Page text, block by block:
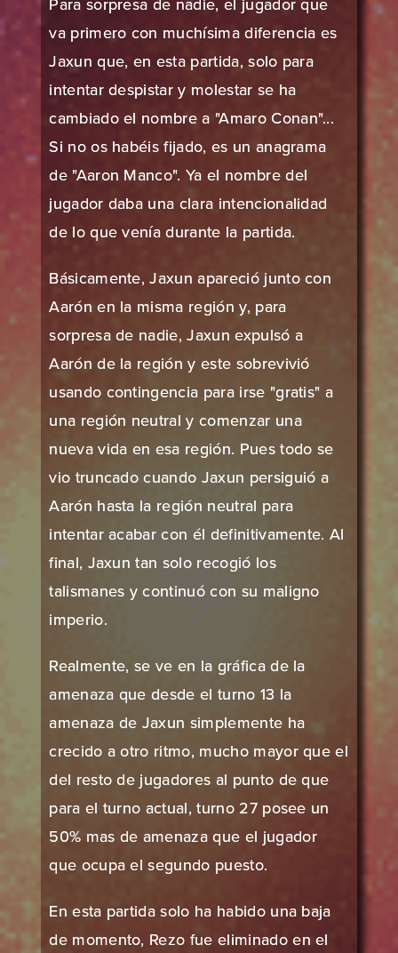
va primero con muchísima diferencia es
Jaxun que, en esta partida, solo para
intentar despistar y molestar se ha
cambiado el nombre a "Amaro Conan"...
Si no os habéis fijado, es un anagrama
de "Aaron Manco". Ya el nombre del
jugador daba una clara intencionalidad
de lo que venía durante la partida.
Básicamente, Jaxun apareció junto con
Aarón en la misma región y, para
sorpresa de nadie, Jaxun expulsó a
Aarón de la región y este sobrevivió
usando contingencia para irse "gratis" a
una región neutral y comenzar una
nueva vida en esa región. Pues todo se
vio truncado cuando Jaxun persiguió a
Aarón hasta la región neutral para
intentar acabar con él definitivamente. Al
final, Jaxun tan solo recogió los
talismanes y continuó con su maligno
imperio.
Realmente, se ve en la gráfica de la
amenaza que desde el turno 13 la
amenaza de Jaxun simplemente ha
crecido a otro ritmo, mucho mayor que el
del resto de jugadores al punto de que
para el turno actual, turno 27 posee un
50% mas de amenaza que el jugador
que ocupa el segundo puesto.
En esta partida solo ha habido una baja
de momento, Rezo fue eliminado en el